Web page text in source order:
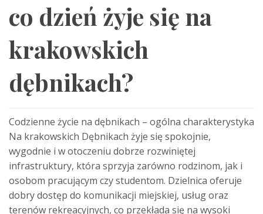
co dzień żyje się na
krakowskich
dębnikach?
Codzienne życie na dębnikach – ogólna charakterystyka
Na krakowskich Dębnikach żyje się spokojnie,
wygodnie i w otoczeniu dobrze rozwiniętej
infrastruktury, która sprzyja zarówno rodzinom, jak i
osobom pracującym czy studentom. Dzielnica oferuje
dobry dostęp do komunikacji miejskiej, usług oraz
terenów rekreacyjnych, co przekłada się na wysoki